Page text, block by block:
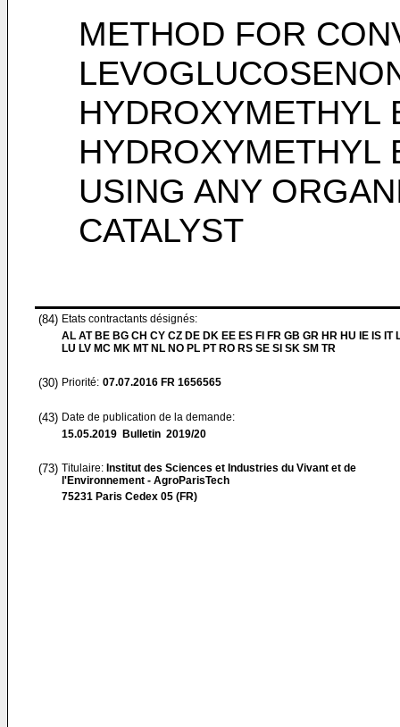
METHOD FOR
HYDROXYMETHYL
HYDROXYMETHYL
USING ANY
CATALYST
(84) Etats contractants désignés:
AL AT BE BG CH CY CZ DE DK EE ES FI FR GB GR HR HU IE IS IT
LU LV MC MK MT NL NO PL PT RO RS SE SI SK SM TR
(30) Priorité: 07.07.2016 FR 1656565
(43) Date de publication de la demande:
15.05.2019 Bulletin 2019/20
(73) Titulaire: Institut des Sciences et Industries du Vivant et de
l'Environnement - AgroParisTech
75231 Paris Cedex 05 (FR)